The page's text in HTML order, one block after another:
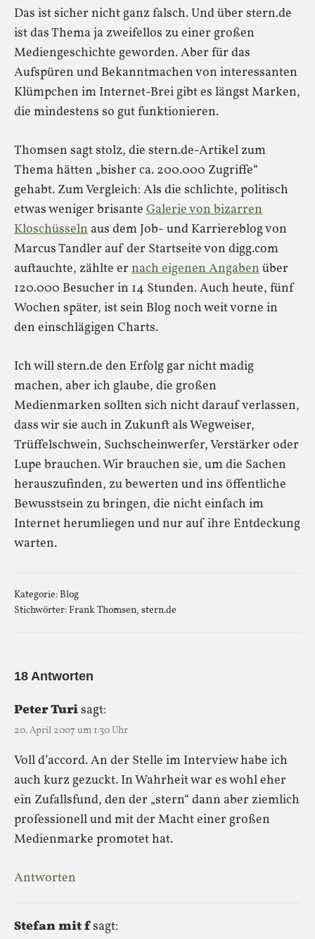
Das ist sicher nicht ganz falsch. Und über stern.de
ist das Thema ja zweifellos zu einer großen
Mediengeschichte geworden. Aber für das
Aufspüren und Bekanntmachen von interessanten
Klümpchen im Internet-Brei gibt es längst Marken,
die mindestens so gut funktionieren.
Thomsen sagt stolz, die stern.de-Artikel zum
Thema hätten „bisher ca. 200.000 Zugriffe“
gehabt. Zum Vergleich: Als die schlichte, politisch
etwas weniger brisante Galerie von bizarren
Kloschüsseln aus dem Job- und Karriereblog von
Marcus Tandler auf der Startseite von digg.com
auftauchte, zählte er nach eigenen Angabenüber
120.000 Besucher in 14 Stunden. Auch heute, fünf
Wochen später, ist sein Blog noch weit vorne in
den einschlägigen Charts.
Ich will stern.de den Erfolg gar nicht madig
machen, aber ich glaube, die großen
Medienmarken sollten sich nicht darauf verlassen,
dass wir sie auch in Zukunft als Wegweiser,
Trüffelschwein, Suchscheinwerfer, Verstärker oder
Lupe brauchen. Wir brauchen sie, um die Sachen
herauszufinden, zu bewerten und ins öffentliche
Bewusstsein zu bringen, die nicht einfach im
Internet herumliegen und nur auf ihre Entdeckung
warten.
Kategorie:Blog
Stichwörter:Frank Thomsen, stern.de
18 Antworten
Peter Turisagt:
20. April 2007 um 1:30 Uhr
Voll d’accord. An der Stelle im Interview habe ich
auch kurz gezuckt. In Wahrheit war es wohl eher
ein Zufallsfund, den der „stern“ dann aber ziemlich
professionell und mit der Macht einer großen
Medienmarke promotet hat.
Antworten
Stefan mit fsagt: